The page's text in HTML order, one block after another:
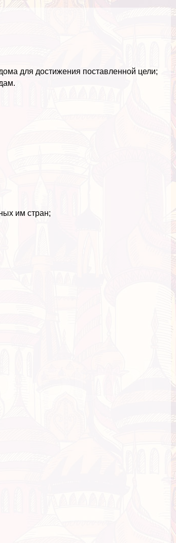
для достижения поставленной цели;
им стран;